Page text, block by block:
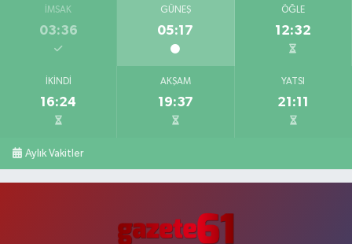
İMSAK
03:36
GÜNEŞ
05:17
ÖĞLE
12:32
İKINDI
16:24
AKŞAM
19:37
YATSI
21:11
Aylık Vakitler